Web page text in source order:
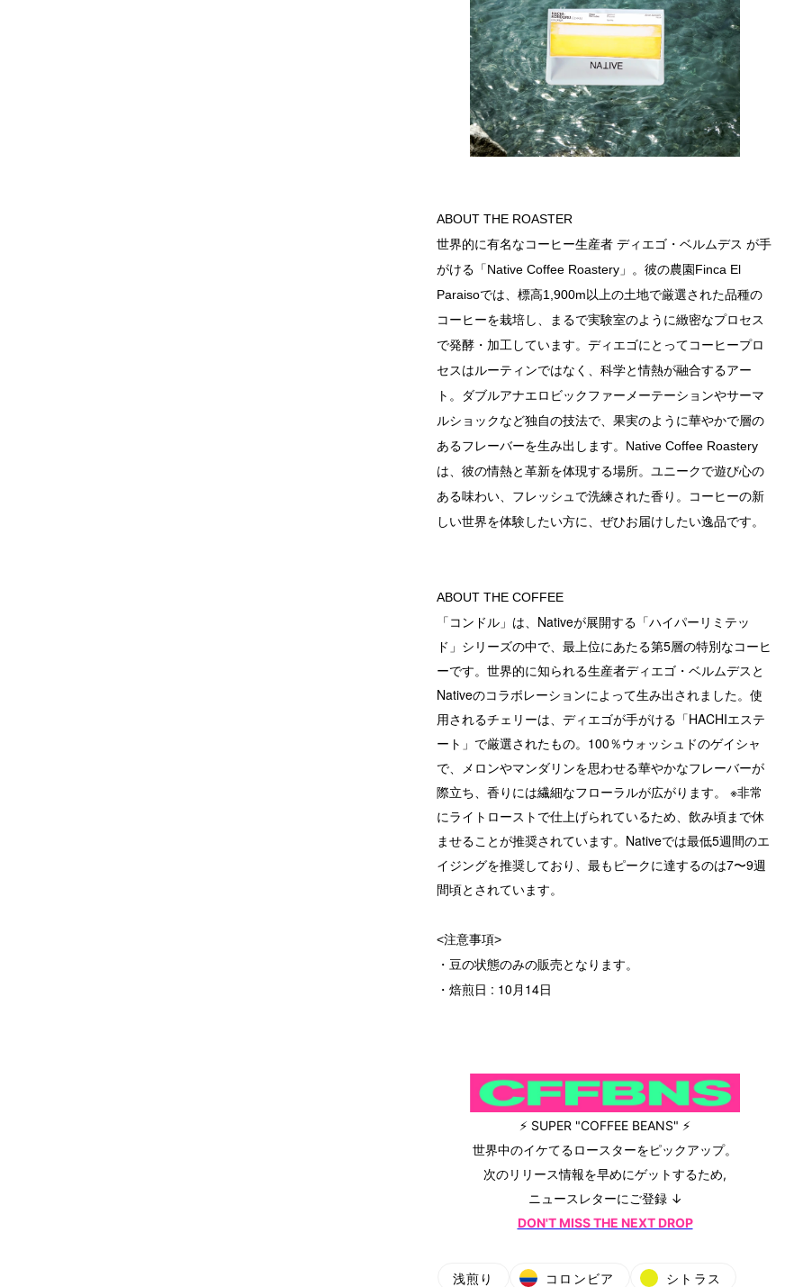
ABOUT THE ROASTER
世界的に有名なコーヒー生産者 ディエゴ・ベルムデス が手
がける「Native Coffee Roastery」。彼の農園Finca El
Paraisoでは、標高1,900m以上の土地で厳選された品種の
コーヒーを栽培し、まるで実験室のように緻密なプロセス
で発酵・加工しています。ディエゴにとってコーヒープロ
セスはルーティンではなく、科学と情熱が融合するアー
ト。ダブルアナエロビックファーメーテーションやサーマ
ルショックなど独自の技法で、果実のように華やかで層の
あるフレーバーを生み出します。Native Coffee Roastery
は、彼の情熱と革新を体現する場所。ユニークで遊び心の
ある味わい、フレッシュで洗練された香り。コーヒーの新
しい世界を体験したい方に、ぜひお届けしたい逸品です。
ABOUT THE COFFEE
「コンドル」は、Nativeが展開する「ハイパーリミテッ
ド」シリーズの中で、最上位にあたる第5層の特別なコーヒ
ーです。世界的に知られる生産者ディエゴ・ベルムデスと
Nativeのコラボレーションによって生み出されました。使
用されるチェリーは、ディエゴが手がける「HACHIエステ
ート」で厳選されたもの。100％ウォッシュドのゲイシャ
で、メロンやマンダリンを思わせる華やかなフレーバーが
際立ち、香りには繊細なフローラルが広がります。 ※非常
にライトローストで仕上げられているため、飲み頃まで休
ませることが推奨されています。Nativeでは最低5週間のエ
イジングを推奨しており、最もピークに達するのは7〜9週
間頃とされています。
<注意事項>
・豆の状態のみの販売となります。
・焙煎日 : 10月14日
⚡ SUPER "COFFEE BEANS" ⚡
世界中のイケてるロースターをピックアップ。
次のリリース情報を早めにゲットするため,
ニュースレターにご登録 ↓
DON'T MISS THE NEXT DROP
浅煎り コロンビア シトラス